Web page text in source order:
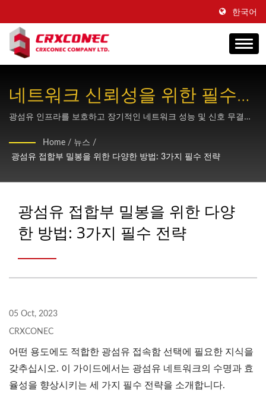
한국어
네트워크 신뢰성을 위한 필수
광섬유 접합부 폐쇄 밀봉 전략
광섬유 인프라를 보호하고 장기적인 네트워크 성능 및 신호 무결성
법을 숙달하십시오.
Home / 뉴스 /
광섬유 접합부 밀봉을 위한 다양한 방법: 3가지 필수 전략
광섬유 접합부 밀봉을 위한 다양
한 방법: 3가지 필수 전략
05 Oct, 2023
CRXCONEC
어떤 용도에도 적합한 광섬유 접속함 선택에 필요한 지식을
갖추십시오. 이 가이드에서는 광섬유 네트워크의 수명과 효
율성을 향상시키는 세 가지 필수 전략을 소개합니다.